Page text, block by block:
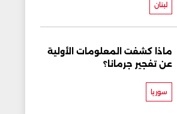
لبنان
ماذا كشفت المعلومات الأولية
عن تفجير جرمانا؟
سوريا